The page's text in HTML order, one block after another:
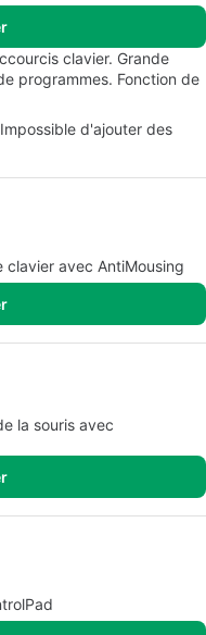
clavier. Grande
programmes. Fonction de
d'ajouter des
avec AntiMousing
la souris avec